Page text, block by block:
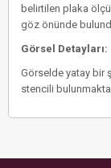
belirtilen plaka
göz önünde
Görsel Detayları:
Görselde yatay bir
stencili